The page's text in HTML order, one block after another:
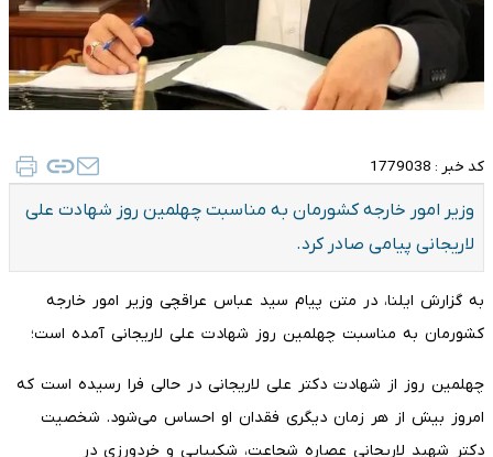
کد خبر : 1779038
وزیر امور خارجه کشورمان به مناسبت چهلمین روز شهادت علی
لاریجانی پیامی صادر کرد.
به گزارش ایلنا، در متن پیام سید عباس عراقچی وزیر امور خارجه
کشورمان به مناسبت چهلمین روز شهادت علی لاریجانی آمده است؛
چهلمین روز از شهادت دکتر علی لاریجانی در حالی فرا رسیده است که
امروز بیش از هر زمان دیگری فقدان او احساس می‌شود. شخصیت
دکتر شهید لاریجانی عصاره شجاعت، شکیبایی و خردورزی در